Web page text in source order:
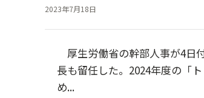
2023年7月18日
厚生労働省の幹部人事が4日
長も留任した。2024年度の「
め...